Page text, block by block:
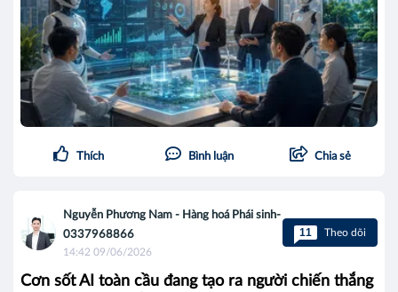
Thích Bình luận Chia sẻ
Nguyễn Phương Nam - Hàng hoá Phái sinh-
0337968866
14:42 09/06/2026
11 Theo dõi
Cơn sốt AI toàn cầu đang tạo ra người chiến thắng